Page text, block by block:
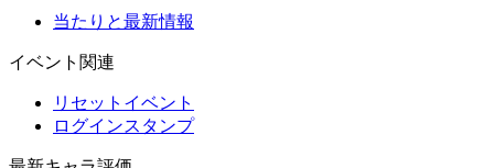
当たりと最新情報
イベント関連
リセットイベント
ログインスタンプ